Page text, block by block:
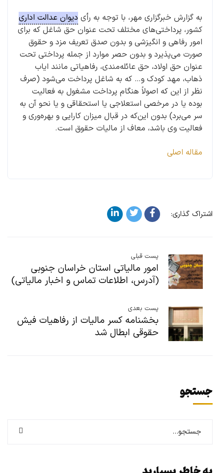
به گزارش خبرگزاری مهر، با توجه به رأی دیوان عدالت اداری
کشور، پرداختی‌های مختلف تحت عنوان حق شاغل که برای
امور رفاهی و انگیزشی و بدون صدق تعریف مزد و حقوق
صورت می‌پذیرد و بدون حصر موارد از جمله پرداختی تحت
عنوان حق اولاد، حق عائله‌مندی، رفاهیاتی مانند ایاب
ذهاب، مهد کودک و… که به شاغل پرداخت می‌شود (صرف
نظر از این که اصولاً هنگام پرداخت مشغول به فعالیت
بوده یا در مرخصی استعلاجی یا استحقاقی و یا نحو آن به
سر می‌برد) بدون این‌که در قبال میزان کارایی و بهره‌وری و
فعالیت وی باشد، معاف از مالیات حقوق است.
مقاله اصلی
اشتراک گذاری:
پست قبلی
امور مالیاتی استان خراسان جنوبی
(آدرس، اطلاعات تماس و اخبار مالیاتی)
پست بعدی
بخشنامه کسر مالیات از رفاهیات فیش
حقوقی ابطال شد
جستجو